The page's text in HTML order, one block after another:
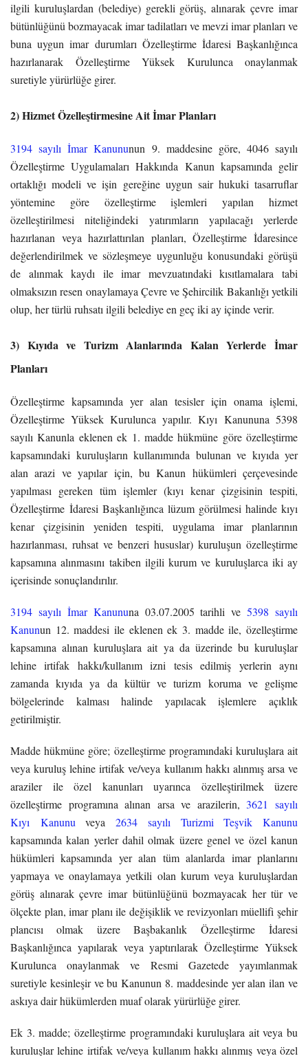
ilgili kuruluşlardan (belediye) gerekli görüş, alınarak çevre imar
bütünlüğünü bozmayacak imar tadilatları ve mevzi imar planları ve
buna uygun imar durumları Özelleştirme İdaresi Başkanlığınca
hazırlanarak Özelleştirme Yüksek Kurulunca onaylanmak
suretiyle yürürlüğe girer.
2) Hizmet Özelleştirmesine Ait İmar Planları
3194 sayılı İmar Kanununun 9. maddesine göre, 4046 sayılı
Özelleştirme Uygulamaları Hakkında Kanun kapsamında gelir
ortaklığı modeli ve işin gereğine uygun sair hukuki tasarruflar
yöntemine göre özelleştirme işlemleri yapılan hizmet
özelleştirilmesi niteliğindeki yatırımların yapılacağı yerlerde
hazırlanan veya hazırlattırılan planları, Özelleştirme İdaresince
değerlendirilmek ve sözleşmeye uygunluğu konusundaki görüşü
de alınmak kaydı ile imar mevzuatındaki kısıtlamalara tabi
olmaksızın resen onaylamaya Çevre ve Şehircilik Bakanlığı yetkili
olup, her türlü ruhsatı ilgili belediye en geç iki ay içinde verir.
3) Kıyıda ve Turizm Alanlarında Kalan Yerlerde İmar
Planları
Özelleştirme kapsamında yer alan tesisler için onama işlemi,
Özelleştirme Yüksek Kurulunca yapılır.Kıyı Kanununa 5398
sayılı Kanunla eklenen ek 1. madde hükmüne göre özelleştirme
kapsamındaki kuruluşların kullanımında bulunan ve kıyıda yer
alan arazi ve yapılar için, bu Kanun hükümleri çerçevesinde
yapılması gereken tüm işlemler (kıyı kenar çizgisinin tespiti,
Özelleştirme İdaresi Başkanlığınca lüzum görülmesi halinde kıyı
kenar çizgisinin yeniden tespiti, uygulama imar planlarının
hazırlanması, ruhsat ve benzeri hususlar) kuruluşun özelleştirme
kapsamına alınmasını takiben ilgili kurum ve kuruluşlarca iki ay
içerisinde sonuçlandırılır.
3194 sayılı İmar Kanununa 03.07.2005 tarihli ve5398 sayılı
Kanunun 12. maddesi ile eklenen ek 3. madde ile, özelleştirme
kapsamına alınan kuruluşlara ait ya da üzerinde bu kuruluşlar
lehine irtifak hakkı/kullanım izni tesis edilmiş yerlerin aynı
zamanda kıyıda ya da kültür ve turizm koruma ve gelişme
bölgelerinde kalması halinde yapılacak işlemlere açıklık
getirilmiştir.
Madde hükmüne göre; özelleştirme programındaki kuruluşlara ait
veya kuruluş lehine irtifak ve/veya kullanım hakkı alınmış arsa ve
araziler ile özel kanunları uyarınca özelleştirilmek üzere
özelleştirme programına alınan arsa ve arazilerin, 3621 sayılı
Kıyı Kanunu veya2634 sayılı Turizmi Teşvik Kanunu
kapsamında kalan yerler dahil olmak üzere genel ve özel kanun
hükümleri kapsamında yer alan tüm alanlarda imar planlarını
yapmaya ve onaylamaya yetkili olan kurum veya kuruluşlardan
görüş alınarak çevre imar bütünlüğünü bozmayacak her tür ve
ölçekte plan, imar planı ile değişiklik ve revizyonları müellifi şehir
plancısı olmak üzere Başbakanlık Özelleştirme İdaresi
Başkanlığınca yapılarak veya yaptırılarak Özelleştirme Yüksek
Kurulunca onaylanmak ve Resmi Gazetede yayımlanmak
suretiyle kesinleşir ve bu Kanunun 8. maddesinde yer alan ilan ve
askıya dair hükümlerden muaf olarak yürürlüğe girer.
Ek 3. madde; özelleştirme programındaki kuruluşlara ait veya bu
kuruluşlar lehine irtifak ve/veya kullanım hakkı alınmış veya özel